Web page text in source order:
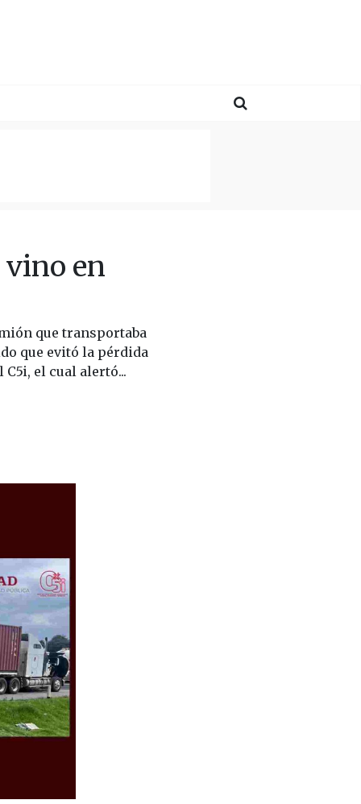
vino en
que transportaba
que evitó la pérdida
el cual alertó...